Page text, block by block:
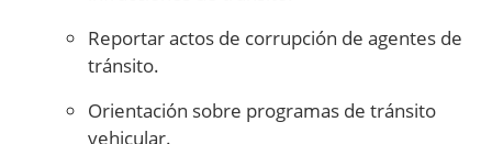
Reportar actos de corrupción de agentes de
tránsito.
Orientación sobre programas de tránsito
vehicular.